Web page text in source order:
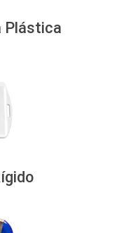
Plástica